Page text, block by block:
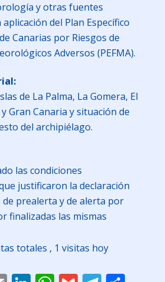
y otras fuentes
del Plan Específico
Canarias por Riesgos de
Adversos (PEFMA).
de La Palma, La Gomera, El
Gran Canaria y situación de
del archipiélago.
las condiciones
justificaron la declaración
de prealerta y de alerta por
finalizadas las mismas
totales , 1 visitas hoy